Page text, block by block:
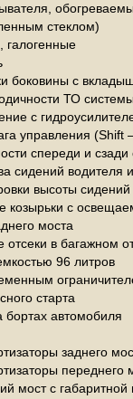
стеклом)
боковины с
ТО
с
управления (Shift
спереди и
сидений водителя
высоты
козырьки с
моста
отсеки в багажном
96 литров
старта
автомобиля
заднего
переднего
мост с